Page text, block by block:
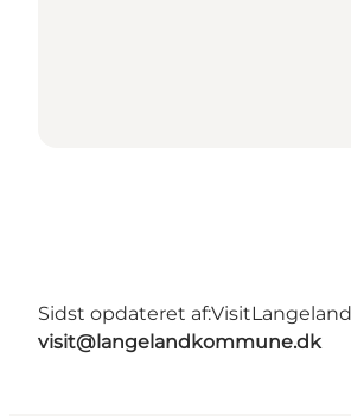
Sidst opdateret af:VisitLangeland
visit@langelandkommune.dk